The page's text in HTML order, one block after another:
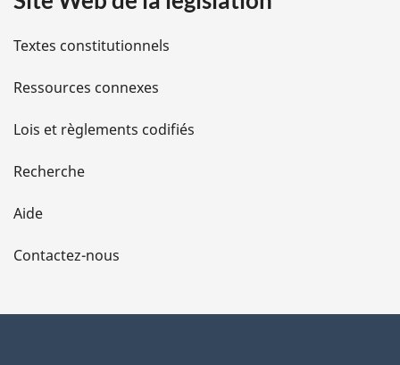
l
s
d
e
l
a
Textes constitutionnels
Ressources connexes
Lois et règlements codifiés
Recherche
Aide
Contactez-nous